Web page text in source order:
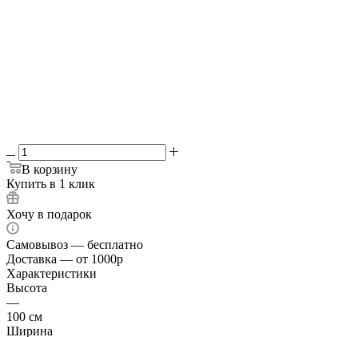
В корзину
Купить в 1 клик
Хочу в подарок
Самовывоз — бесплатно
Доставка — от 1000р
Характеристики
Высота
—
100 см
Ширина